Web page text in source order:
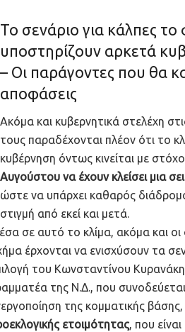
Το σενάριο για κάλπες
υποστηρίζουν αρκετά
– Οι παράγοντες που θα
αποφάσεις
Ακόμα και κυβερνητικά στελέχη
τους παραδέχονται πλέον ότι το
κυβέρνηση όντως κινείται με στόχο
Αυγούστου να έχουν κλείσει μια
ώστε να υπάρχει καθαρός
στιγμή από εκεί και μετά.
σε αυτό το κλίμα, ακόμα και οι
έρχονται να ενισχύσουν τα
του Κωνσταντίνου
της Ν.Δ., που
της κομματικής βάσης,
ετοιμότητας, που